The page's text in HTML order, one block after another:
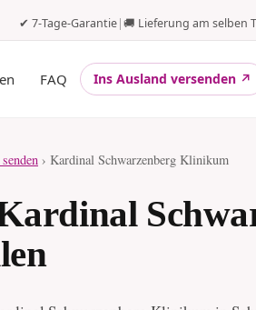
✔ 7-Tage-Garantie|🚚 Lieferung am selben
FAQ Ins Ausland versenden ↗
› Kardinal Schwarzenberg Klinikum